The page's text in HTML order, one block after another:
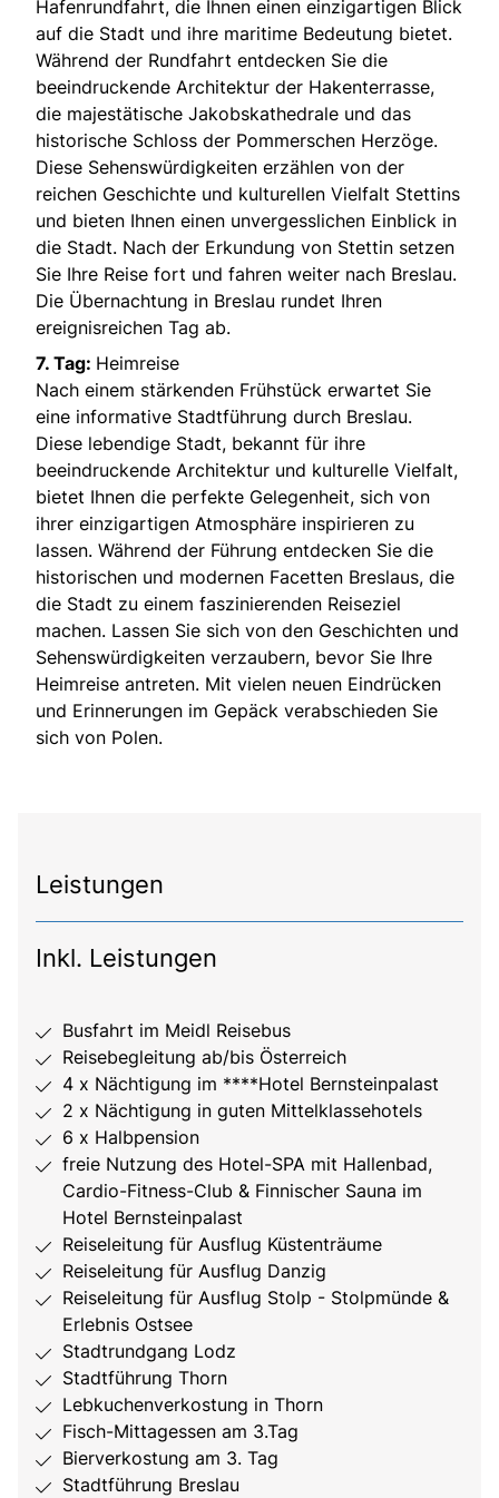
Hafenrundfahrt, die Ihnen einen einzigartigen Blick
auf die Stadt und ihre maritime Bedeutung bietet.
Während der Rundfahrt entdecken Sie die
beeindruckende Architektur der Hakenterrasse,
die majestätische Jakobskathedrale und das
historische Schloss der Pommerschen Herzöge.
Diese Sehenswürdigkeiten erzählen von der
reichen Geschichte und kulturellen Vielfalt Stettins
und bieten Ihnen einen unvergesslichen Einblick in
die Stadt. Nach der Erkundung von Stettin setzen
Sie Ihre Reise fort und fahren weiter nach Breslau.
Die Übernachtung in Breslau rundet Ihren
ereignisreichen Tag ab.
7. Tag: Heimreise
Nach einem stärkenden Frühstück erwartet Sie
eine informative Stadtführung durch Breslau.
Diese lebendige Stadt, bekannt für ihre
beeindruckende Architektur und kulturelle Vielfalt,
bietet Ihnen die perfekte Gelegenheit, sich von
ihrer einzigartigen Atmosphäre inspirieren zu
lassen. Während der Führung entdecken Sie die
historischen und modernen Facetten Breslaus, die
die Stadt zu einem faszinierenden Reiseziel
machen. Lassen Sie sich von den Geschichten und
Sehenswürdigkeiten verzaubern, bevor Sie Ihre
Heimreise antreten. Mit vielen neuen Eindrücken
und Erinnerungen im Gepäck verabschieden Sie
sich von Polen.
Leistungen
Inkl. Leistungen
Busfahrt im Meidl Reisebus
Reisebegleitung ab/bis Österreich
4 x Nächtigung im ****Hotel Bernsteinpalast
2 x Nächtigung in guten Mittelklassehotels
6 x Halbpension
freie Nutzung des Hotel-SPA mit Hallenbad,
Cardio-Fitness-Club & Finnischer Sauna im
Hotel Bernsteinpalast
Reiseleitung für Ausflug Küstenträume
Reiseleitung für Ausflug Danzig
Reiseleitung für Ausflug Stolp - Stolpmünde &
Erlebnis Ostsee
Stadtrundgang Lodz
Stadtführung Thorn
Lebkuchenverkostung in Thorn
Fisch-Mittagessen am 3.Tag
Bierverkostung am 3. Tag
Stadtführung Breslau